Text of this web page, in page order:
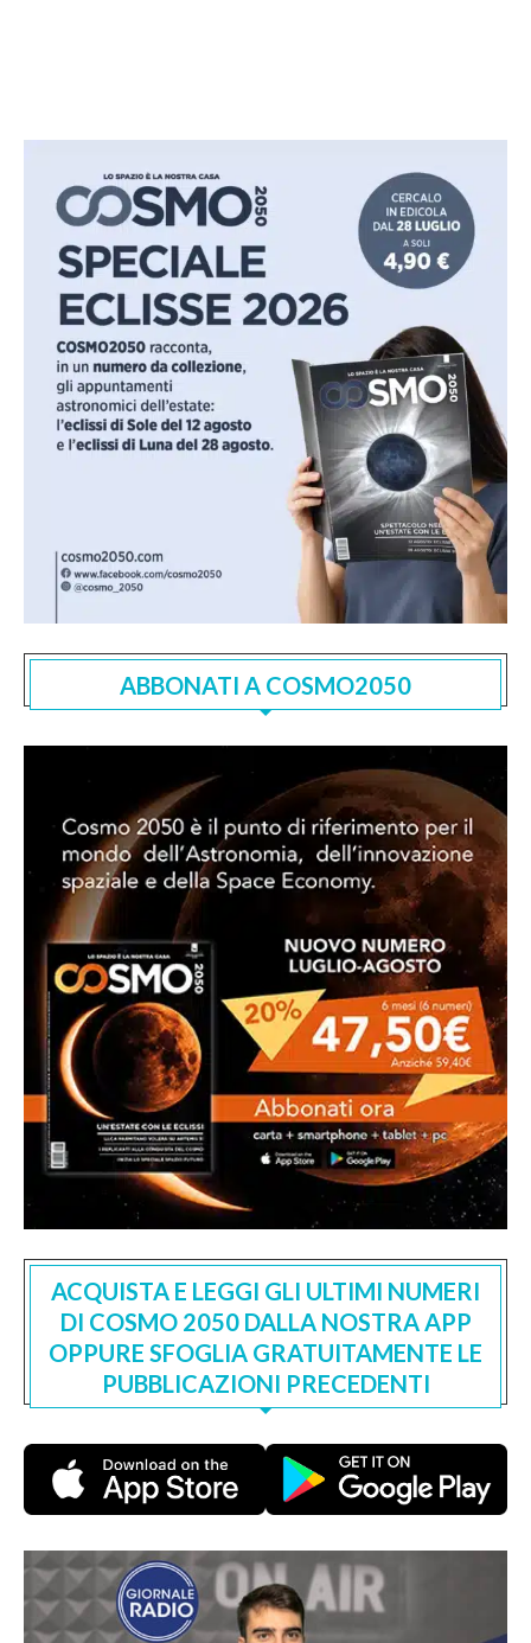
ABBONATI A COSMO2050
ACQUISTA E LEGGI GLI ULTIMI NUMERI
DI COSMO 2050 DALLA NOSTRA APP
OPPURE SFOGLIA GRATUITAMENTE LE
PUBBLICAZIONI PRECEDENTI